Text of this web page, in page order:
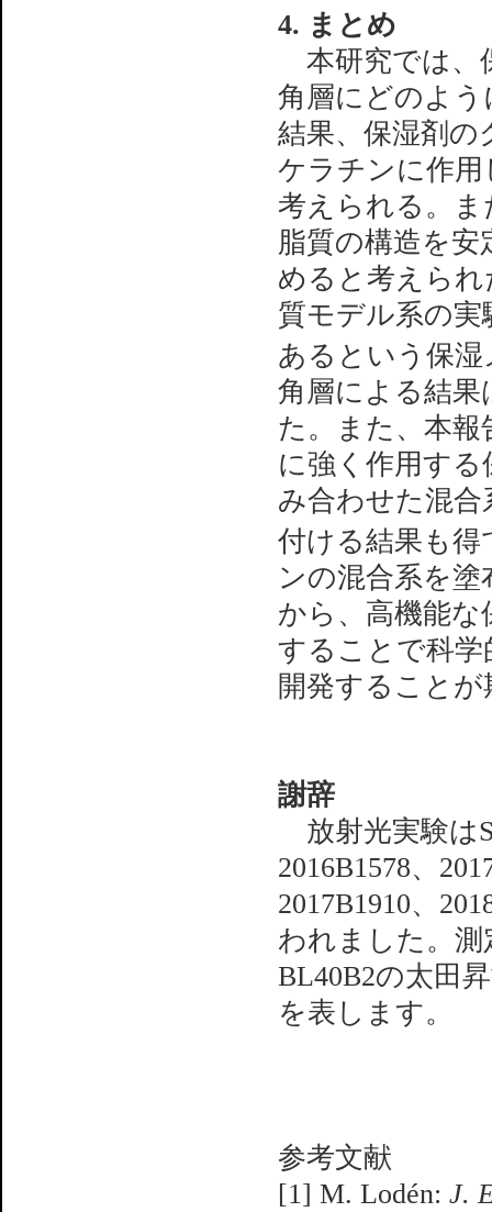
4. まとめ
本研究では、
角層にどのよ
結果、保湿剤の
ケラチンに作
考えられる。
脂質の構造を
めると考えら
質モデル系の
あるという保
角層による結
た。また、本
に強く作用す
み合わせた混
付ける結果も得
ンの混合系を
から、高機能
することで科学
開発すること
謝辞
放射光実験は
2016B1578、
2017B1910、
われました。
BL40B2の太田
を表します。
参考文献
[1] M. Lodén: J.